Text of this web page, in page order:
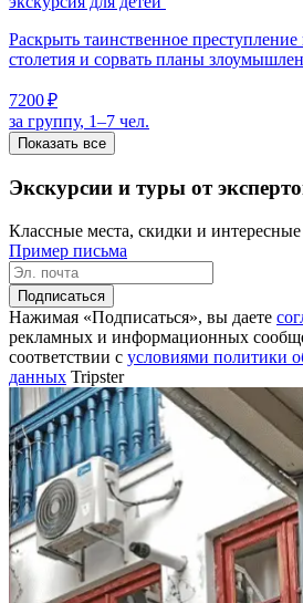
Раскрыть таинственное
столетия и сорвать планы
7200 ₽
за группу, 1–7 чел.
Показать все
Экскурсии и туры от
Классные места, скидки и интересные
Пример письма
Подписаться
Нажимая «Подписаться», вы даете
рекламных и информационных
соответствии c условиями политики
данных Tripster